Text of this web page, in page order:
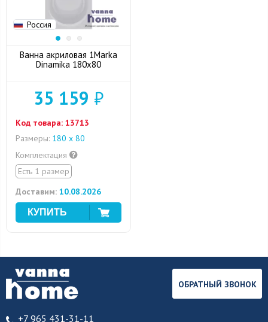
Россия
Ванна акриловая 1Marka
Dinamika 180x80
35 159 ₽
Код товара: 13713
Размеры: 180 x 80
Комплектация
Есть 1 размер
Доставим: 10.08.2026
+7 965 431-31-11
ОБРАТНЫЙ ЗВОНОК